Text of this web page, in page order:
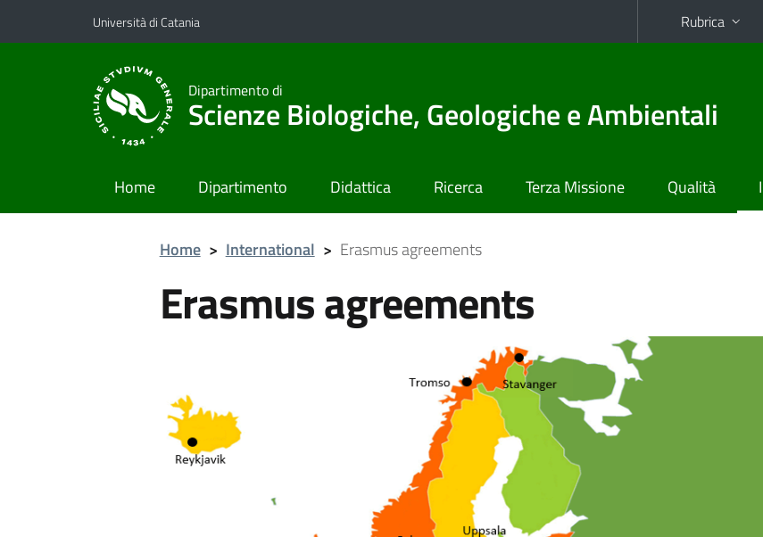
Vai al contenuto principale
Vai al menu di navigazione
Università di Catania Rubrica
Dipartimento di
Scienze Biologiche, Geologiche e Ambientali
Home Dipartimento Didattica Ricerca Terza Missione Qualità
Home > International > Erasmus agreements
Erasmus agreements